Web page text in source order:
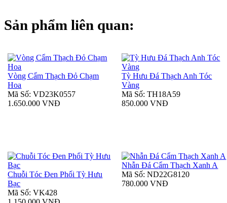
Sản phẩm liên quan:
Vòng Cẩm Thạch Đỏ Chạm
Hoa
Mã Số: VD23K0557
1.650.000 VNĐ
Tỳ Hưu Đá Thạch Anh Tóc
Vàng
Mã Số: TH18A59
850.000 VNĐ
Chuỗi Tóc Đen Phối Tỳ Hưu
Bạc
Mã Số: VK428
Nhẫn Đá Cẩm Thạch Xanh A
Mã Số: ND22G8120
780.000 VNĐ